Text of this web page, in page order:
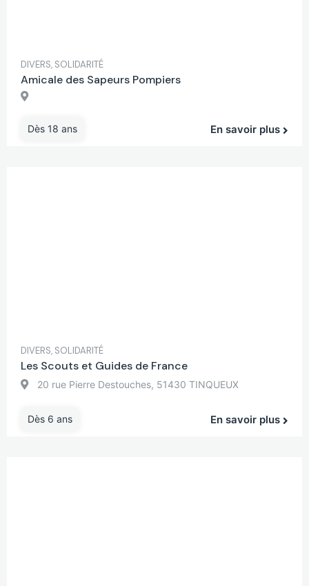
DIVERS, SOLIDARITÉ
Amicale des Sapeurs Pompiers
Dès 18 ans En savoir plus
DIVERS, SOLIDARITÉ
Les Scouts et Guides de France
20 rue Pierre Destouches, 51430 TINQUEUX
Dès 6 ans En savoir plus